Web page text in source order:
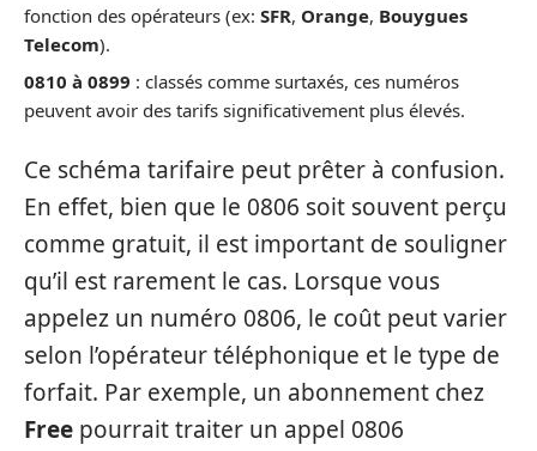
fonction des opérateurs (ex: SFR, Orange, Bouygues
Telecom).
0810 à 0899 : classés comme surtaxés, ces numéros
peuvent avoir des tarifs significativement plus élevés.
Ce schéma tarifaire peut prêter à confusion.
En effet, bien que le 0806 soit souvent perçu
comme gratuit, il est important de souligner
qu’il est rarement le cas. Lorsque vous
appelez un numéro 0806, le coût peut varier
selon l’opérateur téléphonique et le type de
forfait. Par exemple, un abonnement chez
Free pourrait traiter un appel 0806